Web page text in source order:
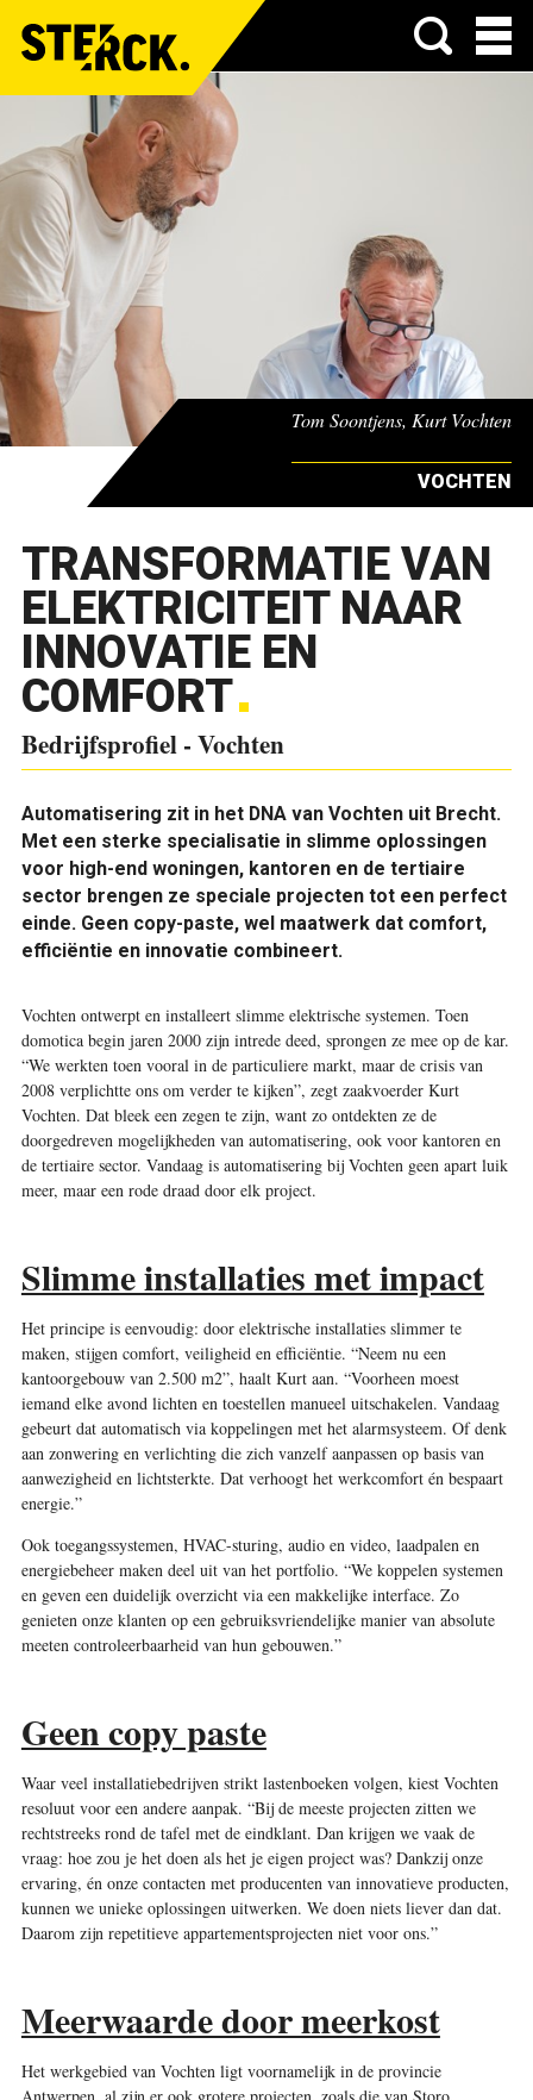
Menu
Tom Soontjens, Kurt Vochten
VOCHTEN
TRANSFORMATIE VAN
ELEKTRICITEIT NAAR
INNOVATIE EN
COMFORT
Bedrijfsprofiel - Vochten
Automatisering zit in het DNA van Vochten uit Brecht.
Met een sterke specialisatie in slimme oplossingen
voor high-end woningen, kantoren en de tertiaire
sector brengen ze speciale projecten tot een perfect
einde. Geen copy-paste, wel maatwerk dat comfort,
efficiëntie en innovatie combineert.
Vochten ontwerpt en installeert slimme elektrische systemen. Toen
domotica begin jaren 2000 zijn intrede deed, sprongen ze mee op de kar.
“We werkten toen vooral in de particuliere markt, maar de crisis van
2008 verplichtte ons om verder te kijken”, zegt zaakvoerder Kurt
Vochten. Dat bleek een zegen te zijn, want zo ontdekten ze de
doorgedreven mogelijkheden van automatisering, ook voor kantoren en
de tertiaire sector. Vandaag is automatisering bij Vochten geen apart luik
meer, maar een rode draad door elk project.
Slimme installaties met impact
Het principe is eenvoudig: door elektrische installaties slimmer te
maken, stijgen comfort, veiligheid en efficiëntie. “Neem nu een
kantoorgebouw van 2.500 m2”, haalt Kurt aan. “Voorheen moest
iemand elke avond lichten en toestellen manueel uitschakelen. Vandaag
gebeurt dat automatisch via koppelingen met het alarmsysteem. Of denk
aan zonwering en verlichting die zich vanzelf aanpassen op basis van
aanwezigheid en lichtsterkte. Dat verhoogt het werkcomfort én bespaart
energie.”
Ook toegangssystemen, HVAC-sturing, audio en video, laadpalen en
energiebeheer maken deel uit van het portfolio. “We koppelen systemen
en geven een duidelijk overzicht via een makkelijke interface. Zo
genieten onze klanten op een gebruiksvriendelijke manier van absolute
meeten controleerbaarheid van hun gebouwen.”
Geen copy paste
Waar veel installatiebedrijven strikt lastenboeken volgen, kiest Vochten
resoluut voor een andere aanpak. “Bij de meeste projecten zitten we
rechtstreeks rond de tafel met de eindklant. Dan krijgen we vaak de
vraag: hoe zou je het doen als het je eigen project was? Dankzij onze
ervaring, én onze contacten met producenten van innovatieve producten,
kunnen we unieke oplossingen uitwerken. We doen niets liever dan dat.
Daarom zijn repetitieve appartementsprojecten niet voor ons.”
Meerwaarde door meerkost
Het werkgebied van Vochten ligt voornamelijk in de provincie
Antwerpen, al zijn er ook grotere projecten, zoals die van Storo,